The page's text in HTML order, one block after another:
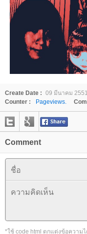
Create Date : 09 มีนาคม 2551
Counter :
Pageviews.
Comment
*ใช้ code html ตกแต่งข้อความ